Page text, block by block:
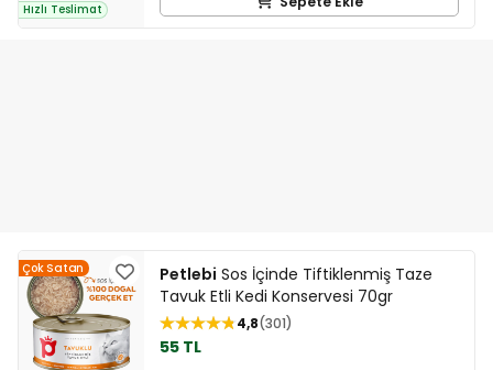
Hızlı Teslimat
Çok Satan Petlebi Sos İçinde Tiftiklenmiş Taze
Tavuk Etli Kedi Konservesi 70gr
4,8 301
55 TL